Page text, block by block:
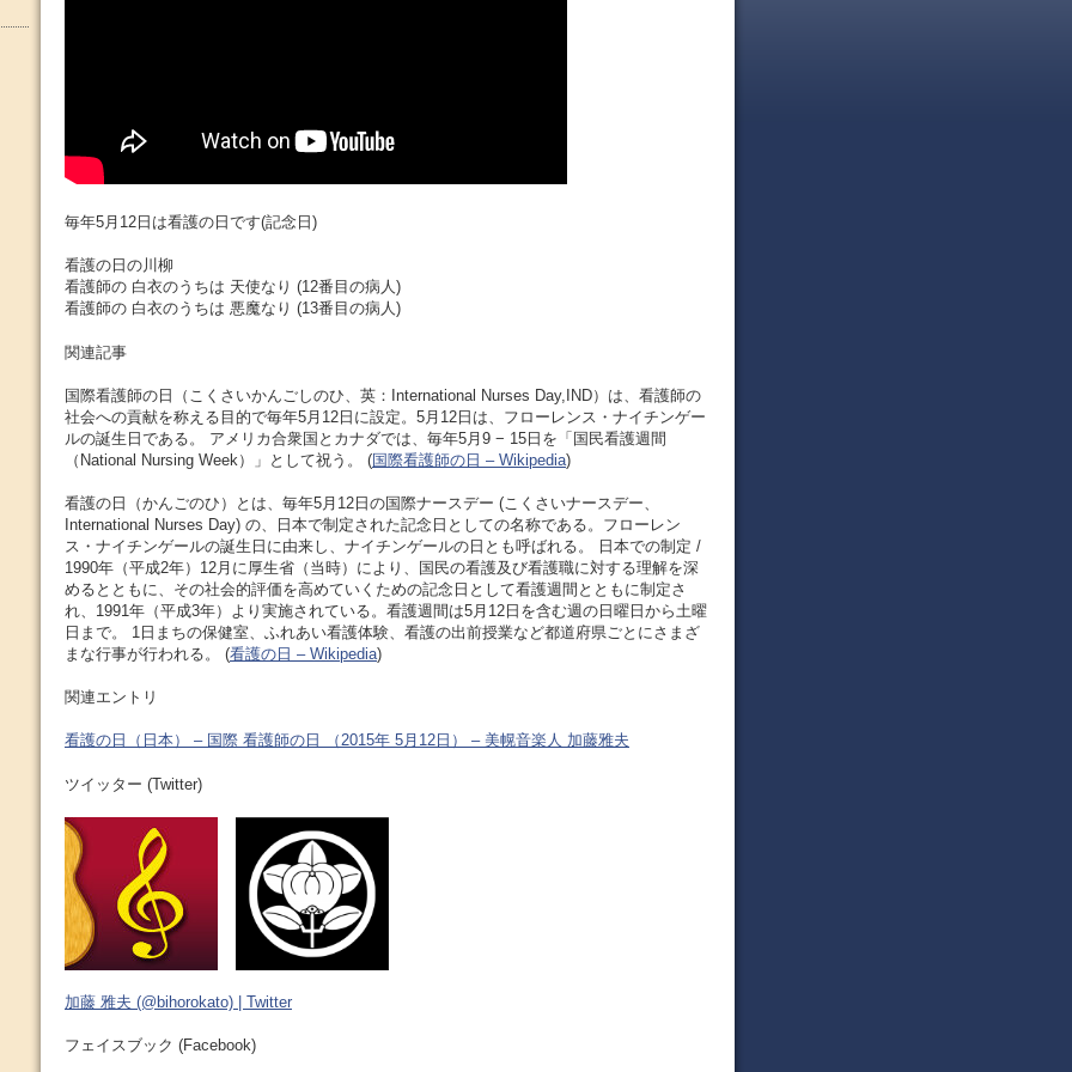
毎年5月12日は看護の日です(記念日)
看護の日の川柳
看護師の 白衣のうちは 天使なり (12番目の病人)
看護師の 白衣のうちは 悪魔なり (13番目の病人)
関連記事
国際看護師の日（こくさいかんごしのひ、英：International Nurses Day,IND）は、看護師の
社会への貢献を称える目的で毎年5月12日に設定。5月12日は、フローレンス・ナイチンゲー
ルの誕生日である。 アメリカ合衆国とカナダでは、毎年5月9 − 15日を「国民看護週間
（National Nursing Week）」として祝う。 (国際看護師の日 – Wikipedia)
看護の日（かんごのひ）とは、毎年5月12日の国際ナースデー (こくさいナースデー、
International Nurses Day) の、日本で制定された記念日としての名称である。フローレン
ス・ナイチンゲールの誕生日に由来し、ナイチンゲールの日とも呼ばれる。 日本での制定 /
1990年（平成2年）12月に厚生省（当時）により、国民の看護及び看護職に対する理解を深
めるとともに、その社会的評価を高めていくための記念日として看護週間とともに制定さ
れ、1991年（平成3年）より実施されている。看護週間は5月12日を含む週の日曜日から土曜
日まで。 1日まちの保健室、ふれあい看護体験、看護の出前授業など都道府県ごとにさまざ
まな行事が行われる。 (看護の日 – Wikipedia)
関連エントリ
看護の日（日本） – 国際 看護師の日 （2015年 5月12日） – 美幌音楽人 加藤雅夫
ツイッター (Twitter)
加藤 雅夫 (@bihorokato) | Twitter
フェイスブック (Facebook)